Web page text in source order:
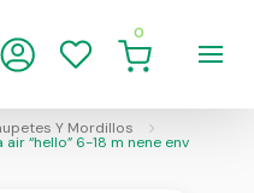
0
Y Mordillos
“hello” 6-18 m nene env